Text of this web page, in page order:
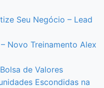
Seu Negócio – Lead
Novo Treinamento Alex
de Valores
Escondidas na